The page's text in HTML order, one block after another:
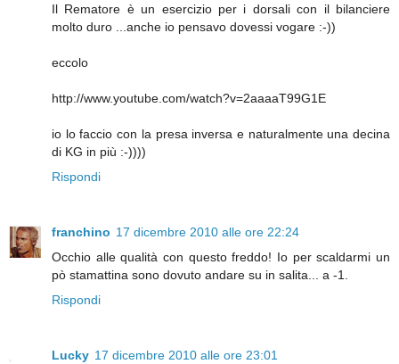
Il Rematore è un esercizio per i dorsali con il bilanciere
molto duro ...anche io pensavo dovessi vogare :-))
eccolo
http://www.youtube.com/watch?v=2aaaaT99G1E
io lo faccio con la presa inversa e naturalmente una decina
di KG in più :-))))
Rispondi
franchino 17 dicembre 2010 alle ore 22:24
Occhio alle qualità con questo freddo! Io per scaldarmi un
pò stamattina sono dovuto andare su in salita... a -1.
Rispondi
Lucky 17 dicembre 2010 alle ore 23:01